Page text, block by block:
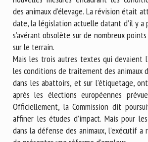
des animaux d’élevage. La révision était
date, la législation actuelle datant d’il y a
s’avérant obsolète sur de nombreux
sur le terrain.
Mais les trois autres textes qui devaient
les conditions de traitement des animaux
dans les abattoirs, et sur l’étiquetage,
après les élections européennes
Officiellement, la Commission dit
affiner les études d’impact. Mais pour
dans la défense des animaux, l’exécutif a
En soumettant ce formulaire, j'accepte
informations saisies soient utilisées dans le
relation avec le CNR BEA. *
Les champs suivis de * sont obligatoires